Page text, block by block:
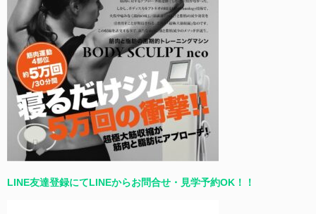
LINE友達登録にてLINEからお問合せ・見学予約OK！！